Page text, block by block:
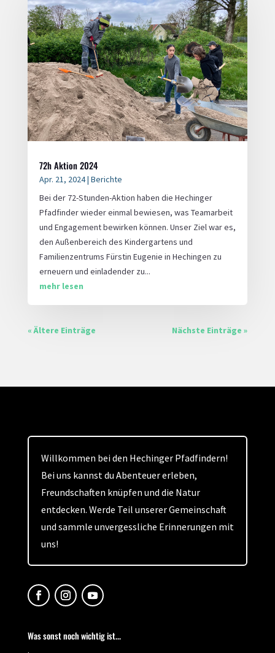
72h Aktion 2024
Apr. 21, 2024| Berichte
Bei der 72-Stunden-Aktion haben die Hechinger
Pfadfinder wieder einmal bewiesen, was Teamarbeit
und Engagement bewirken können. Unser Ziel war es,
den Außenbereich des Kindergartens und
Familienzentrums Fürstin Eugenie in Hechingen zu
erneuern und einladender zu...
mehr lesen
« Ältere Einträge Nächste Einträge »
Willkommen bei den Hechinger Pfadfindern!
Bei uns kannst du Abenteuer erleben,
Freundschaften knüpfen und die Natur
entdecken. Werde Teil unserer Gemeinschaft
und sammle unvergessliche Erinnerungen mit
uns!
Was sonst noch wichtig ist...